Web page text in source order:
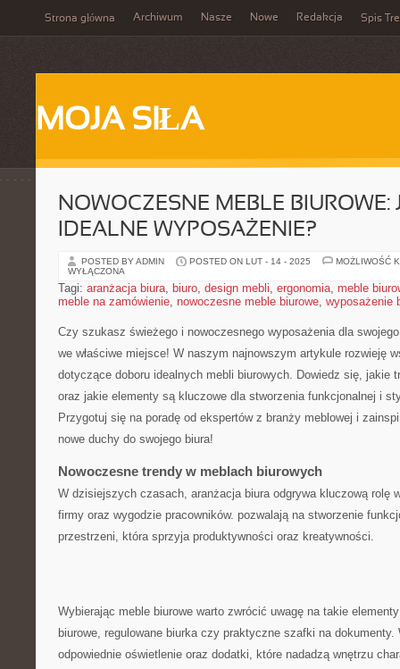
Strona główna Archiwum Nasze Nowe Redakcja Spis
MOJA SIŁA
NOWOCZESNE MEBLE BIUROWE:
IDEALNE WYPOSAŻENIE?
POSTED BY ADMIN POSTED ON LUT - 14 - 2025
MOŻLIWOŚĆ
WYŁĄCZONA
Tagi: aranżacja biura, biuro, design mebli, ergonomia, meble
meble na zamówienie, nowoczesne meble biurowe, wyposażenie
Czy szukasz świeżego i nowoczesnego wyposażenia dla
we właściwe miejsce! W⁤ naszym​ najnowszym artykule rozwieję
dotyczące doboru idealnych mebli⁣ biurowych. Dowiedz się, ⁣jakie
oraz jakie ‌elementy są kluczowe dla stworzenia funkcjonalnej i
Przygotuj się⁢ na poradę od ekspertów z⁤ branży meblowej i
nowe duchy do swojego biura!
Nowoczesne trendy​ w meblach biurowych
W dzisiejszych czasach,⁤ aranżacja ⁢biura odgrywa kluczową rolę
firmy‌ oraz wygodzie ⁢pracowników. pozwalają na stworzenie
przestrzeni, która⁣ sprzyja produktywności oraz kreatywności.
Wybierając meble biurowe warto‍ zwrócić uwagę na takie‌
⁣biurowe, regulowane biurka czy praktyczne szafki na
‌odpowiednie oświetlenie oraz dodatki, które nadadzą wnętrzu